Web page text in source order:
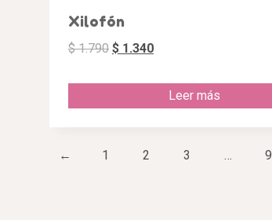
Xilofón
$1.790 $1.340
Leer más
← 1 2 3 … 9